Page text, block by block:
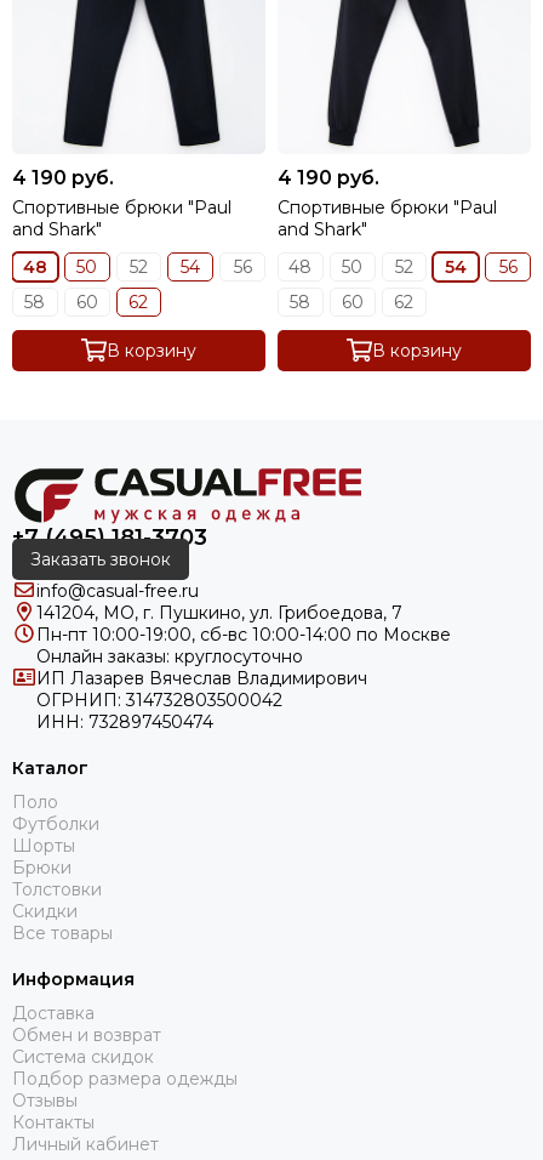
4 190 руб.
Спортивные брюки "Paul
and Shark"
48
50 52 54
56
58
60 62
В корзину
4 190 руб.
Спортивные брюки "Paul
and Shark"
48
50 52 54
56
58
60 62
В корзину
+7 (495) 181-3703
Заказать звонок
info@casual-free.ru
141204, МО, г. Пушкино, ул. Грибоедова, 7
Пн-пт 10:00-19:00, сб-вс 10:00-14:00 по Москве
Онлайн заказы: круглосуточно
ИП Лазарев Вячеслав Владимирович
ОГРНИП: 314732803500042
ИНН: 732897450474
Каталог
Поло
Футболки
Шорты
Брюки
Толстовки
Скидки
Все товары
Информация
Доставка
Обмен и возврат
Система скидок
Подбор размера одежды
Отзывы
Контакты
Личный кабинет